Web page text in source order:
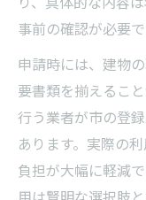
事前の確認が必要で
申請時には、建物
要書類を揃えるこ
行う業者が市の登
あります。実際の
負担が大幅に軽減